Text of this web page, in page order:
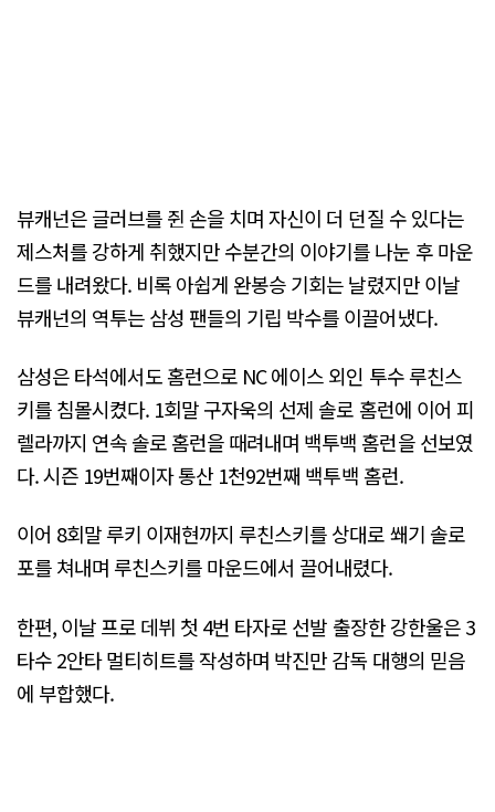
뷰캐넌은 글러브를 쥔 손을 치며 자신이 더 던질 수 있다는
제스처를 강하게 취했지만 수분간의 이야기를 나눈 후 마운
드를 내려왔다. 비록 아쉽게 완봉승 기회는 날렸지만 이날
뷰캐넌의 역투는 삼성 팬들의 기립 박수를 이끌어냈다.
삼성은 타석에서도 홈런으로 NC 에이스 외인 투수 루친스
키를 침몰시켰다. 1회말 구자욱의 선제 솔로 홈런에 이어 피
렐라까지 연속 솔로 홈런을 때려내며 백투백 홈런을 선보였
다. 시즌 19번째이자 통산 1천92번째 백투백 홈런.
이어 8회말 루키 이재현까지 루친스키를 상대로 쐐기 솔로
포를 쳐내며 루친스키를 마운드에서 끌어내렸다.
한편, 이날 프로 데뷔 첫 4번 타자로 선발 출장한 강한울은 3
타수 2안타 멀티히트를 작성하며 박진만 감독 대행의 믿음
에 부합했다.